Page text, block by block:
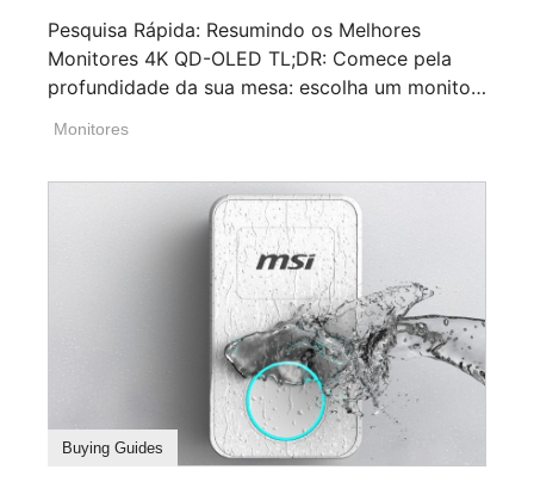
Pesquisa Rápida: Resumindo os Melhores
Monitores 4K QD-OLED TL;DR: Comece pela
profundidade da sua mesa: escolha um monitor
Monitores
Buying Guides